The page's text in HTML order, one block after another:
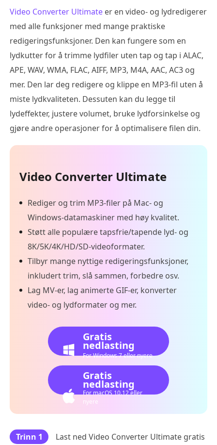
Video Converter Ultimate er en video- og lydredigerer
med alle funksjoner med mange praktiske
redigeringsfunksjoner. Den kan fungere som en
lydkutter for å trimme lydfiler uten tap og tap i ALAC,
APE, WAV, WMA, FLAC, AIFF, MP3, M4A, AAC, AC3 og
mer. Den lar deg redigere og klippe en MP3-fil uten å
miste lydkvaliteten. Dessuten kan du legge til
lydeffekter, justere volumet, bruke lydforsinkelse og
gjøre andre operasjoner for å optimalisere filen din.
Video Converter Ultimate
Rediger og trim MP3-filer på Mac- og
Windows-datamaskiner med høy kvalitet.
Støtt alle populære tapsfrie/tapende lyd- og
8K/5K/4K/HD/SD-videoformater.
Tilbyr mange nyttige redigeringsfunksjoner,
inkludert trim, slå sammen, forbedre osv.
Lag MV-er, lag animerte GIF-er, konverter
video- og lydformater og mer.
Gratis
nedlasting
For Windows 7 eller nyere
Gratis
nedlasting
For macOS 10.12 eller
nyere
Trinn 1
Last ned Video Converter Ultimate gratis